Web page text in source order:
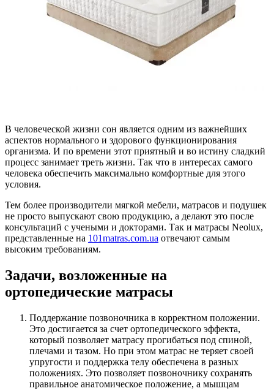
В человеческой жизни сон является одним из важнейших
аспектов нормального и здорового функционирования
организма. И по времени этот приятный и во истину сладкий
процесс занимает треть жизни. Так что в интересах самого
человека обеспечить максимально комфортные для этого
условия.
Тем более производители мягкой мебели, матрасов и подушек
не просто выпускают свою продукцию, а делают это после
консультаций с учеными и докторами. Так и матрасы Neolux,
представленные на 101matras.com.ua отвечают самым
высоким требованиям.
Задачи, возложенные на
ортопедические матрасы
Поддержание позвоночника в корректном ­положении.
Это достигается за счет ортопедического эффекта,
который позволяет матрасу прогибаться под спиной,
плечами и тазом. Но при этом матрас не теряет своей
упругости и поддержка телу обеспечена в разных
положениях. Это позволяет позвоночнику сохранять
правильное анатомическое положение, а мышцам